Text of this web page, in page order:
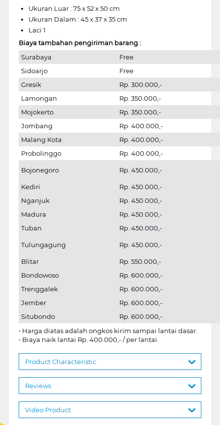
Ukuran Luar : 75 x 52 x 50 cm
Ukuran Dalam : 45 x 37 x 35 cm
Laci 1
Biaya tambahan pengiriman barang :
Surabaya
Free
Sidoarjo
Free
Gresik
Rp. 300.000,-
Lamongan
Rp. 350.000,-
Mojokerto
Rp. 350.000,-
Jombang
Rp. 400.000,-
Malang Kota
Rp. 400.000,-
Probolinggo
Rp. 400.000,-
Bojonegoro Rp. 450.000,-
Kediri
Rp. 450.000,-
Nganjuk
Rp. 450.000,-
Madura
Rp. 450.000,-
Tuban
Rp. 450.000,-
Tulungagung Rp. 450.000,-
Blitar
Rp. 550.000,-
Bondowoso
Rp. 600.000,-
Trenggalek
Rp. 600.000,-
Jember
Rp. 600.000,-
Situbondo
Rp. 600.000,-
• Harga diatas adalah ongkos kirim sampai lantai dasar.
• Biaya naik lantai Rp. 400.000,- / per lantai.
Product Characteristic
Reviews
Video Product